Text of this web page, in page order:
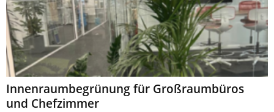
Innenraumbegrünung für Großraumbüros
und Chefzimmer